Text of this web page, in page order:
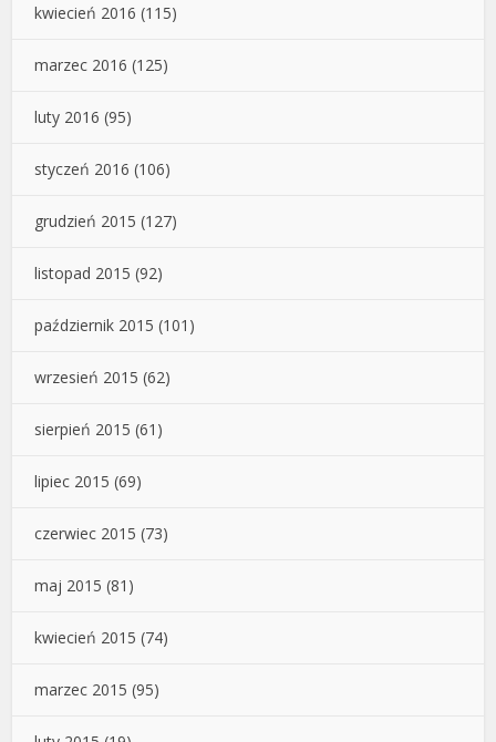
kwiecień 2016 (115)
marzec 2016 (125)
luty 2016 (95)
styczeń 2016 (106)
grudzień 2015 (127)
listopad 2015 (92)
październik 2015 (101)
wrzesień 2015 (62)
sierpień 2015 (61)
lipiec 2015 (69)
czerwiec 2015 (73)
maj 2015 (81)
kwiecień 2015 (74)
marzec 2015 (95)